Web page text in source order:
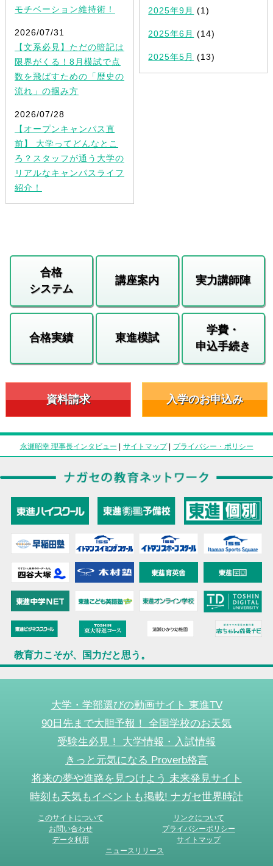
モチベーション維持術！
2026/07/31
【文系必見】ただの暗記は
限界がくる！8月模試で点
数を飛ばすための「歴史の
流れ」の掴み方
2026/07/28
【オープンキャンパス直
前】 大学ってどんなとこ
ろ？スタッフが通う大学の
リアルなキャンパスライフ
紹介！
2025年9月 (1)
2025年6月 (14)
2025年5月 (13)
合格
システム
講座案内 実力講師陣
合格実績 東進模試
学費・
申込手続き
資料請求 入学のお申込み
永瀬昭幸 理事長インタビュー | サイトマップ| プライバシー・ポリシー
教育力こそが、国力だと思う。
大学・学部選びの動画サイト 東進TV
90日先まで大胆予報！ 全国学校のお天気
受験生必見！ 大学情報・入試情報
きっと元気になる Proverb格言
将来の夢や進路を見つけよう 未来発見サイト
時刻も天気もイベントも掲載! ナガセ世界時計
このサイトについて
リンクについて
お問い合わせ
プライバシーポリシー
データ利用
サイトマップ
ニュースリリース